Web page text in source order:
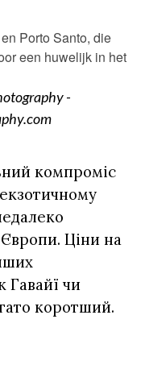
-
компроміс
Ціни на
Гавайї чи
коротший.